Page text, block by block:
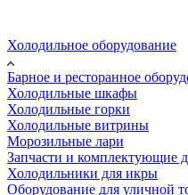
Холодильное оборудование
Барное и ресторанное
Холодильные шкафы
Холодильные горки
Холодильные витрины
Морозильные лари
Запчасти и комплектующие
Холодильники для икры
Оборудование для уличной